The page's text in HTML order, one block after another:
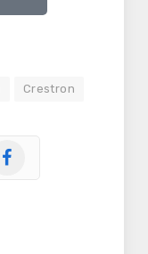
Crestron